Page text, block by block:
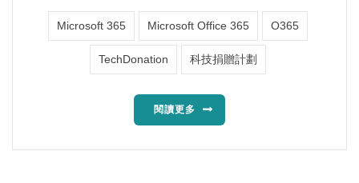
Microsoft 365 Microsoft Office 365 O365
TechDonation 科技捐贈計劃
閱讀更多